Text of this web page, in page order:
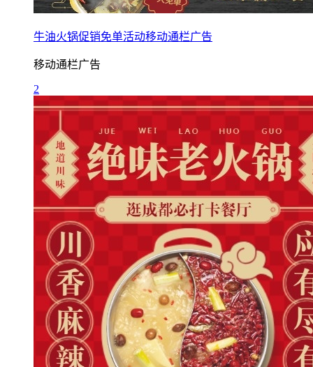
牛油火锅促销免单活动移动通栏广告
移动通栏广告
2